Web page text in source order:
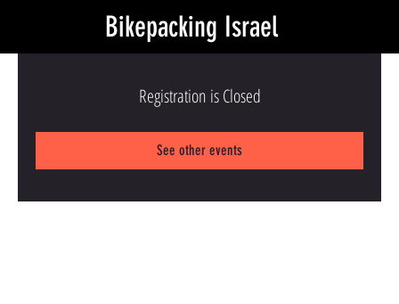
Bikepacking Israel
Registration is Closed
See other events